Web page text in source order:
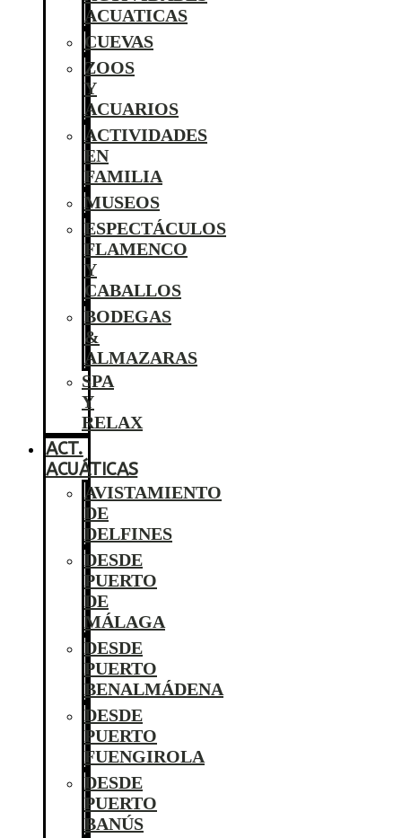
ACUATICAS
CUEVAS
ZOOS
Y
ACUARIOS
ACTIVIDADES
EN
FAMILIA
MUSEOS
ESPECTÁCULOS
FLAMENCO
Y
CABALLOS
BODEGAS
&
ALMAZARAS
SPA
Y
RELAX
ACT.
ACUÁTICAS
AVISTAMIENTO
DE
DELFINES
DESDE
PUERTO
DE
MÁLAGA
DESDE
PUERTO
BENALMÁDENA
DESDE
PUERTO
FUENGIROLA
DESDE
PUERTO
BANÚS